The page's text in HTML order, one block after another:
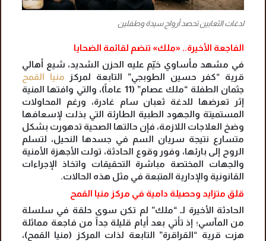
لدغات الثعابين تحصد أرواح سيدة وطفلين
الفاجعة الأخيرة.. «ملك» تنضم لقائمة الضحايا
في مشهد مأساوي خيّم عليه الحزن الشديد، شيع أهالي
قرية “كفر حسين الطوبجي” التابعة لمركز منيا القمح
جثمان الطفلة “ملك عصام” (11 عاماً)، والتي وافتها المنية
إثر تعرضها للدغة ثعبان سام غادرة، ورغم المحاولات
المستميتة والجهود الطبية الطارئة التي بذلت لإسعافها
وضخ العلاجات اللازمة، فإن حالتها الصحية تدهورت بشكل
متسارع نتيجة سريان السم في جسدها النحيل، لتسلم
الروح إلى بارئها، وفور وقوع الحادثة، تولت الأجهزة الأمنية
والجهات المختصة مباشرة التحقيقات واتخاذ الإجراءات
القانونية والإدارية المتبعة في مثل هذه الحالات.
قلق متزايد وحصيلة دامية في مركز منيا القمح
الحادثة الأخيرة لـ “ملك” لم تكن سوى حلقة في سلسلة
من المآسي؛ إذ تأتي بعد أيام قليلة جداً من فاجعة مماثلة
هزت قرية “القراقرة” التابعة لذات المركز (منيا القمح)،